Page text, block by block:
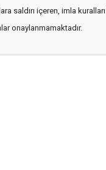
saldırı içeren, imla
onaylanmamaktadır.